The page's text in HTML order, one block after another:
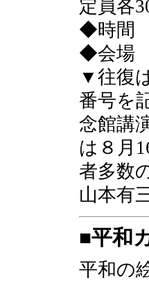
定員各
◆時間
◆会場
▼往復
番号を
念館講
は８月
者多数
山本有
■平和
平和の